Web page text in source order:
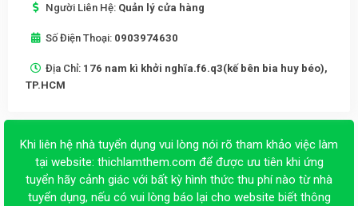
Người Liên Hệ: Quản lý cửa hàng
Số Điện Thoại: 0903974630
Địa Chỉ: 176 nam kì khởi nghĩa.f6.q3(kế bên bia huy béo),
TP.HCM
Khi liên hệ nhà tuyển dụng vui lòng nói rõ tham khảo việc làm
tại website: thichlamthem.com để được ưu tiên khi ứng
tuyển hãy cảnh giác với bất kỳ hình thức thu phí nào từ nhà
tuyển dụng, nếu có vui lòng báo lại cho website biết thông